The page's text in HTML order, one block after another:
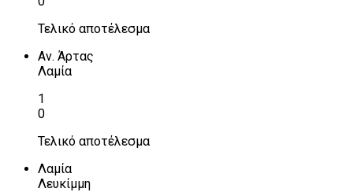
Τελικό αποτέλεσμα
Αν. Άρτας
Λαμία
1
0
Τελικό αποτέλεσμα
Λαμία
Λευκίμμη